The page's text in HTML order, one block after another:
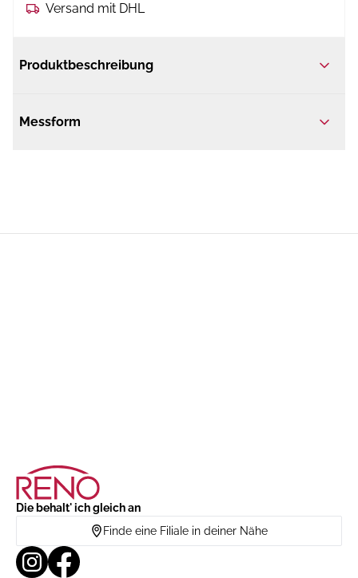
Versand mit DHL
Produktbeschreibung
Messform
Die behalt' ich gleich an
Finde eine Filiale in deiner Nähe